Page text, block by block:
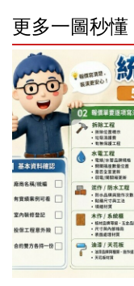
更多一圖秒懂